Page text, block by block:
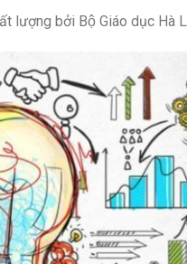
lượng bởi Bộ Giáo dục Hà